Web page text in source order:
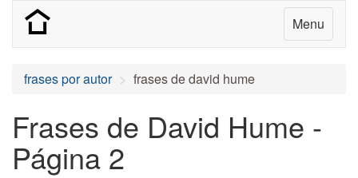
Menu
frases por autor frases de david hume
Frases de David Hume -
Página 2